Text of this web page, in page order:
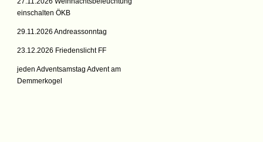
einschalten ÖKB
29.11.2026 Andreassonntag
23.12.2026 Friedenslicht FF
jeden Adventsamstag Advent am
Demmerkogel